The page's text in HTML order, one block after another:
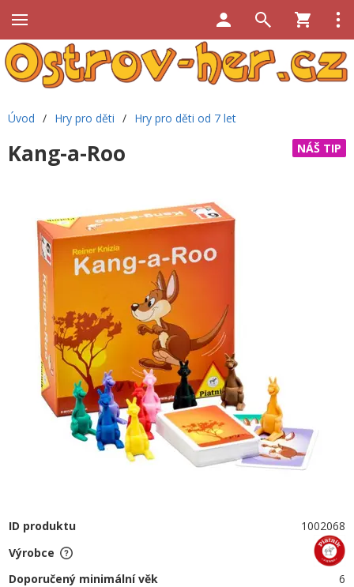
Úvod / Hry pro děti / Hry pro děti od 7 let
NÁŠ TIP
Kang-a-Roo
ID produktu
1002068
Výrobce
Doporučený minimální věk
6